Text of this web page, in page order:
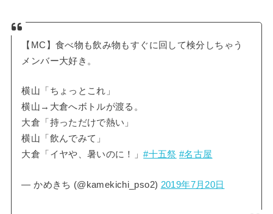
【MC】食べ物も飲み物もすぐに回して検分しちゃう
メンバー大好き。
横山「ちょっとこれ」
横山→大倉へボトルが渡る。
大倉「持っただけで熱い」
横山「飲んでみて」
大倉「イヤや、暑いのに！」#十五祭 #名古屋
— かめきち (@kamekichi_pso2) 2019年7月20日